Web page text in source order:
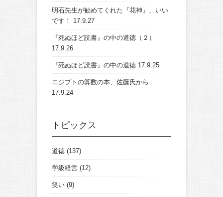
明石先生が勧めてくれた『花神』、いい
です！
17.9.27
『死ぬほど読書』の中の道徳（２）
17.9.26
『死ぬほど読書』の中の道徳 17.9.25
エジプトの算数の本、佐藤氏から
17.9.24
トピックス
道徳 (137)
学級経営 (12)
笑い (9)